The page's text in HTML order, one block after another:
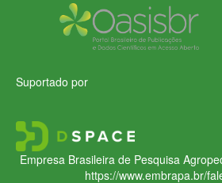
Suportado por
Empresa Brasileira de Pesquisa
https://www.embrapa.br/